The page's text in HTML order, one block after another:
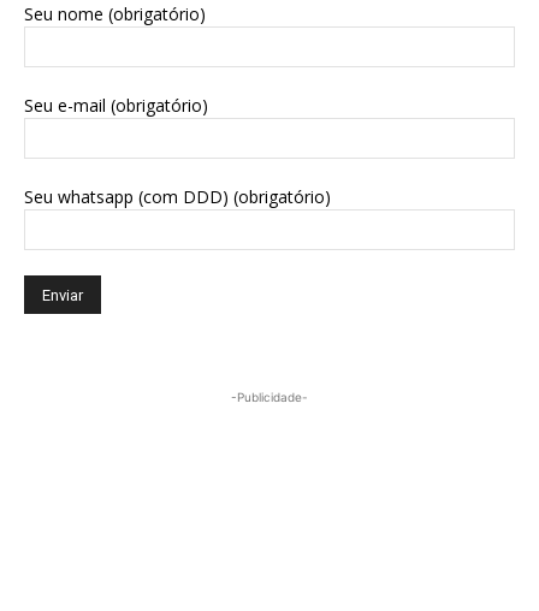
Seu nome (obrigatório)
Seu e-mail (obrigatório)
Seu whatsapp (com DDD) (obrigatório)
-Publicidade-